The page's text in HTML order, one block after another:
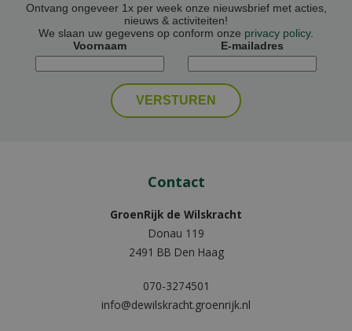
Ontvang ongeveer 1x per week onze nieuwsbrief met acties,
nieuws & activiteiten!
We slaan uw gegevens op conform onze privacy policy.
Voornaam
E-mailadres
Contact
GroenRijk de Wilskracht
Donau 119
2491 BB Den Haag
070-3274501
info@dewilskracht.groenrijk.nl